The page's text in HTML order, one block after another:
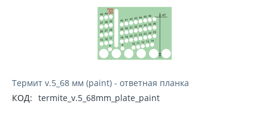
Термит v.5_68 мм (paint) - ответная планка
КОД: termite_v.5_68mm_plate_paint